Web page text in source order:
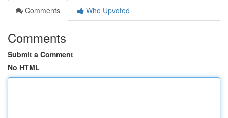
Comments
Who Upvoted
Comments
Submit a Comment
No HTML